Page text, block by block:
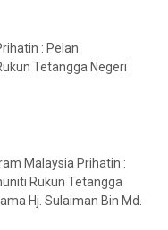
: Pelan
Tetangga Negeri
Malaysia Prihatin :
Rukun Tetangga
Hj. Sulaiman Bin Md.